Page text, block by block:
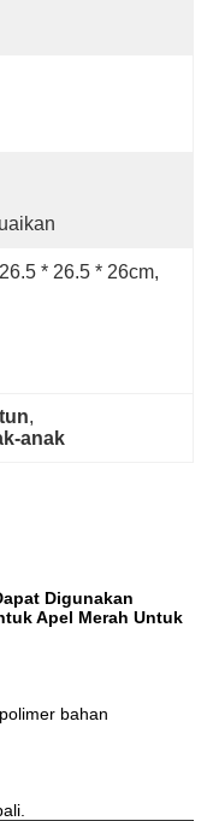
* 26.5 * 26cm,
,
anak
Digunakan
Apel Merah Untuk
bahan